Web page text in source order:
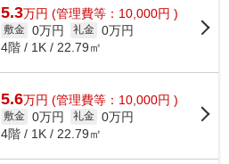
5.3万円 (管理費等：10,000円 )
敷金 0万円 礼金 0万円
4階 / 1K / 22.79㎡
5.6万円 (管理費等：10,000円 )
敷金 0万円 礼金 0万円
4階 / 1K / 22.79㎡